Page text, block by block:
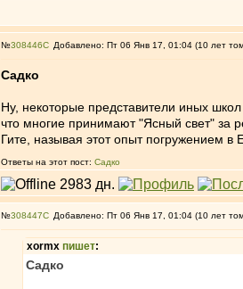
№308446 Добавлено: Пт 06 Янв 17, 01:04 (10 лет
Садко
Ну, некоторые представители иных
что многие принимают "Ясный свет" за
Гите, называя этот опыт погружением
Ответы на этот пост: Садко
№308447 Добавлено: Пт 06 Янв 17, 01:04 (10 лет
xormx пишет:
Садко